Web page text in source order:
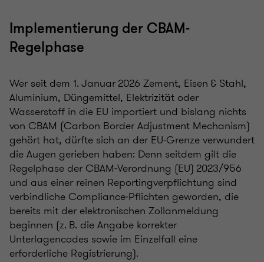
Implementierung der CBAM-
Regelphase
Wer seit dem 1. Januar 2026 Zement, Eisen & Stahl,
Aluminium, Düngemittel, Elektrizität oder
Wasserstoff in die EU importiert und bislang nichts
von CBAM (Carbon Border Adjustment Mechanism)
gehört hat, dürfte sich an der EU-Grenze verwundert
die Augen gerieben haben: Denn seitdem gilt die
Regelphase der CBAM‑Verordnung (EU) 2023/956
und aus einer reinen Reportingverpflichtung sind
verbindliche Compliance‑Pflichten geworden, die
bereits mit der elektronischen Zollanmeldung
beginnen (z. B. die Angabe korrekter
Unterlagencodes sowie im Einzelfall eine
erforderliche Registrierung).